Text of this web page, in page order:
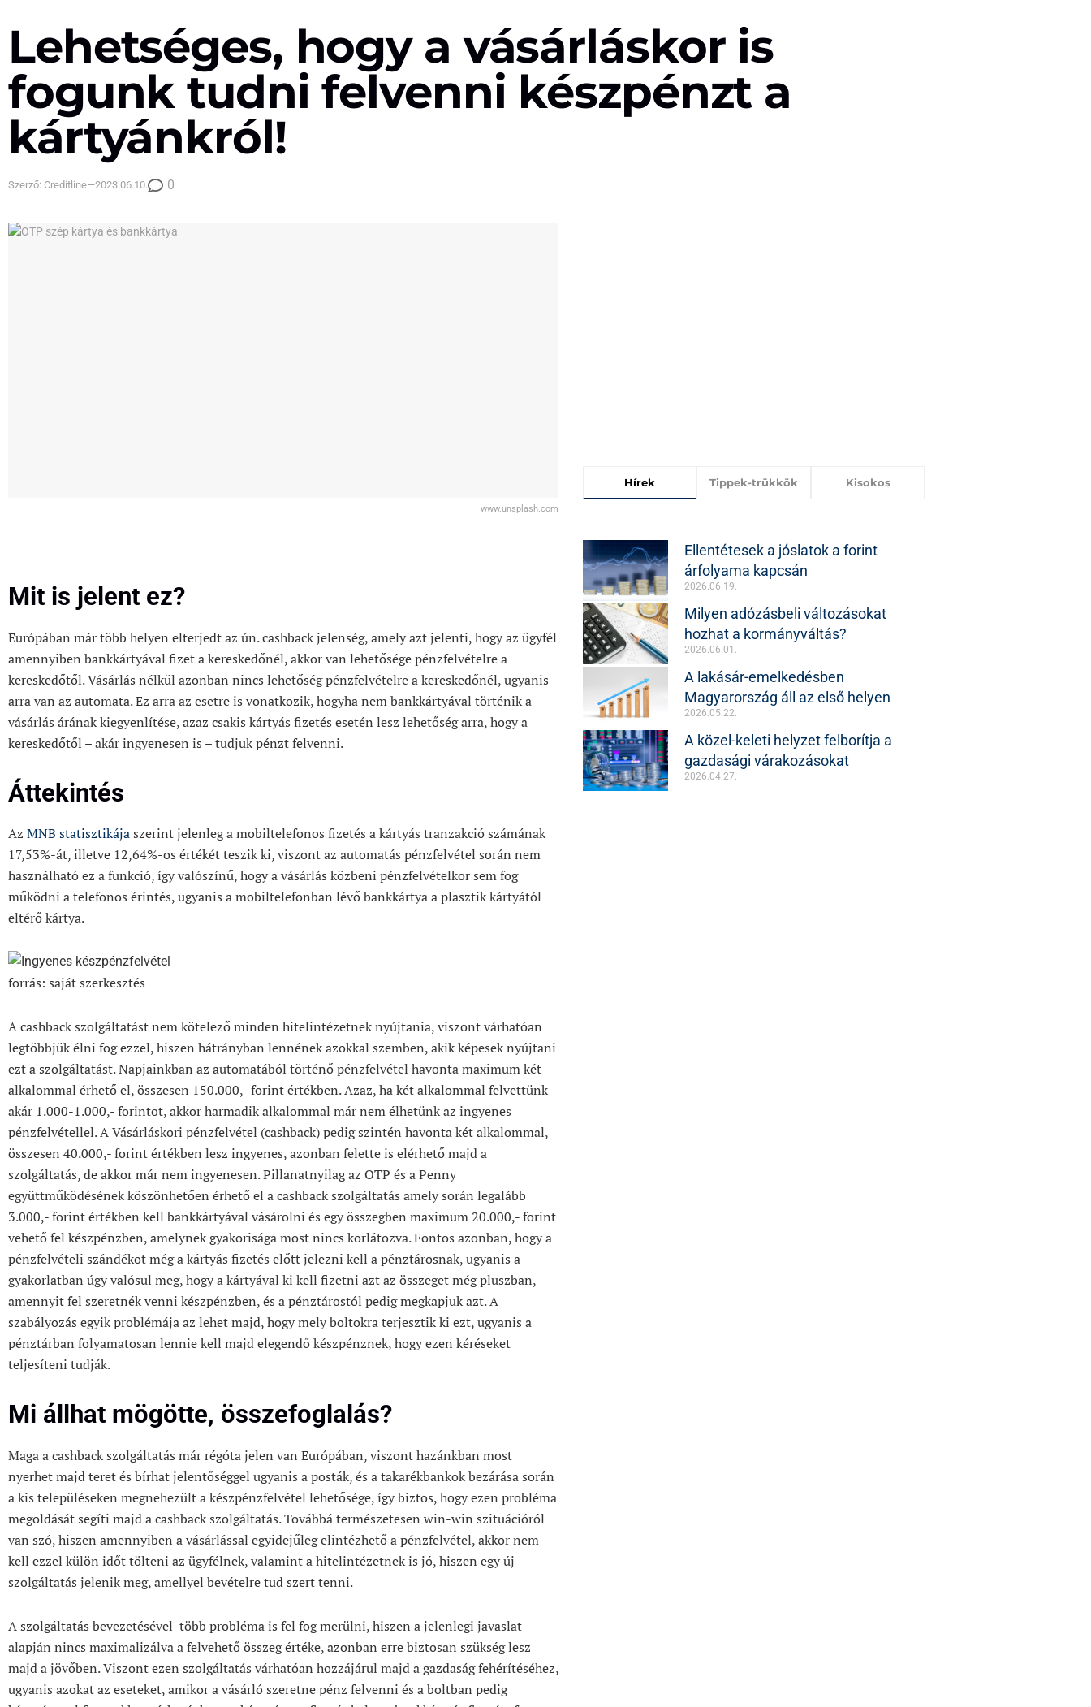
Lehetséges, hogy a vásárláskor is
fogunk tudni felvenni készpénzt a
kártyánkról!
Szerző: Creditline—2023.06.10. 0
www.unsplash.com
Mit is jelent ez?
Európában már több helyen elterjedt az ún. cashback jelenség, amely azt jelenti, hogy az ügyfél
amennyiben bankkártyával fizet a kereskedőnél, akkor van lehetősége pénzfelvételre a
kereskedőtől. Vásárlás nélkül azonban nincs lehetőség pénzfelvételre a kereskedőnél, ugyanis
arra van az automata. Ez arra az esetre is vonatkozik, hogyha nem bankkártyával történik a
vásárlás árának kiegyenlítése, azaz csakis kártyás fizetés esetén lesz lehetőség arra, hogy a
kereskedőtől – akár ingyenesen is – tudjuk pénzt felvenni.
Áttekintés
Az MNB statisztikájaszerint jelenleg a mobiltelefonos fizetés a kártyás tranzakció számának
17,53%-át, illetve 12,64%-os értékét teszik ki, viszont az automatás pénzfelvétel során nem
használható ez a funkció, így valószínű, hogy a vásárlás közbeni pénzfelvételkor sem fog
működni a telefonos érintés, ugyanis a mobiltelefonban lévő bankkártya a plasztik kártyától
eltérő kártya.
forrás: saját szerkesztés
A cashback szolgáltatást nem kötelező minden hitelintézetnek nyújtania, viszont várhatóan
legtöbbjük élni fog ezzel, hiszen hátrányban lennének azokkal szemben, akik képesek nyújtani
ezt a szolgáltatást. Napjainkban az automatából történő pénzfelvétel havonta maximum két
alkalommal érhető el, összesen 150.000,- forint értékben. Azaz, ha két alkalommal felvettünk
akár 1.000-1.000,- forintot, akkor harmadik alkalommal már nem élhetünk az ingyenes
pénzfelvétellel. A Vásárláskori pénzfelvétel (cashback) pedig szintén havonta két alkalommal,
összesen 40.000,- forint értékben lesz ingyenes, azonban felette is elérhető majd a
szolgáltatás, de akkor már nem ingyenesen. Pillanatnyilag az OTP és a Penny
együttműködésének köszönhetően érhető el a cashback szolgáltatás amely során legalább
3.000,- forint értékben kell bankkártyával vásárolni és egy összegben maximum 20.000,- forint
vehető fel készpénzben, amelynek gyakorisága most nincs korlátozva. Fontos azonban, hogy a
pénzfelvételi szándékot még a kártyás fizetés előtt jelezni kell a pénztárosnak, ugyanis a
gyakorlatban úgy valósul meg, hogy a kártyával ki kell fizetni azt az összeget még pluszban,
amennyit fel szeretnék venni készpénzben, és a pénztárostól pedig megkapjuk azt. A
szabályozás egyik problémája az lehet majd, hogy mely boltokra terjesztik ki ezt, ugyanis a
pénztárban folyamatosan lennie kell majd elegendő készpénznek, hogy ezen kéréseket
teljesíteni tudják.
Mi állhat mögötte, összefoglalás?
Maga a cashback szolgáltatás már régóta jelen van Európában, viszont hazánkban most
nyerhet majd teret és bírhat jelentőséggel ugyanis a posták, és a takarékbankok bezárása során
a kis településeken megnehezült a készpénzfelvétel lehetősége, így biztos, hogy ezen probléma
megoldását segíti majd a cashback szolgáltatás. Továbbá természetesen win-win szituációról
van szó, hiszen amennyiben a vásárlással egyidejűleg elintézhető a pénzfelvétel, akkor nem
kell ezzel külön időt tölteni az ügyfélnek, valamint a hitelintézetnek is jó, hiszen egy új
szolgáltatás jelenik meg, amellyel bevételre tud szert tenni.
A szolgáltatás bevezetésével több probléma is fel fog merülni, hiszen a jelenlegi javaslat
alapján nincs maximalizálva a felvehető összeg értéke, azonban erre biztosan szükség lesz
majd a jövőben. Viszont ezen szolgáltatás várhatóan hozzájárul majd a gazdaság fehérítéséhez,
ugyanis azokat az eseteket, amikor a vásárló szeretne pénz felvenni és a boltban pedig
Hírek Tippek-trükkök Kisokos
Ellentétesek a jóslatok a forint
árfolyama kapcsán
2026.06.19.
Milyen adózásbeli változásokat
hozhat a kormányváltás?
2026.06.01.
A lakásár-emelkedésben
Magyarország áll az első helyen
2026.05.22.
A közel-keleti helyzet felborítja a
gazdasági várakozásokat
2026.04.27.